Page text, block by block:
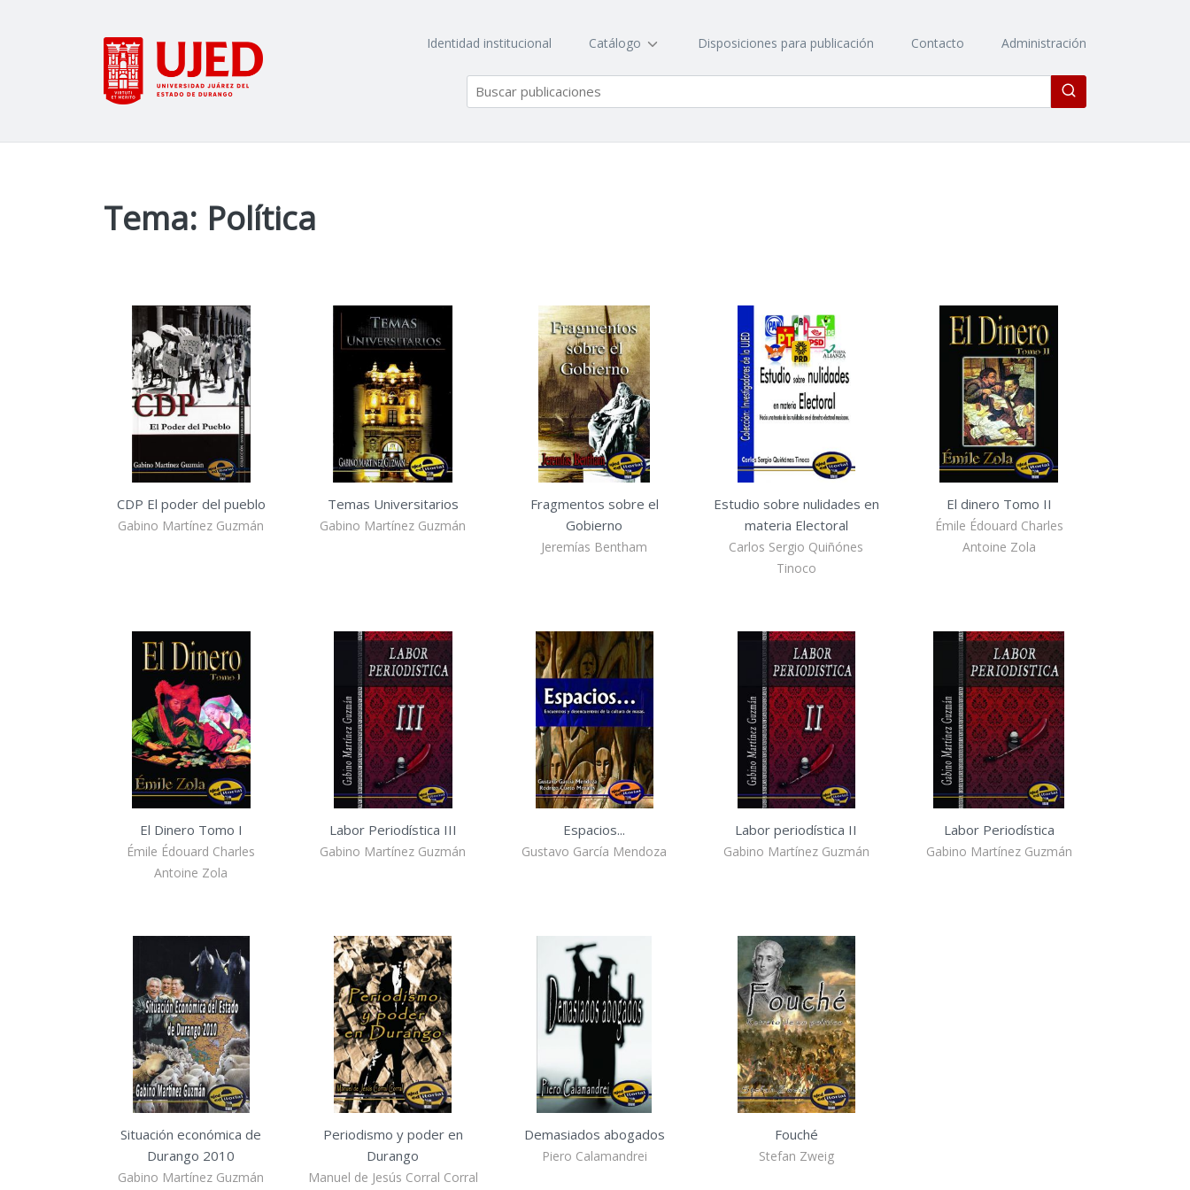
Identidad institucional Catálogo Disposiciones para publicación Contacto Administración
Tema: Política
CDP El poder del pueblo
Gabino Martínez Guzmán
Temas Universitarios
Gabino Martínez Guzmán
Fragmentos sobre el
Gobierno
Jeremías Bentham
Estudio sobre nulidades en
materia Electoral
Carlos Sergio Quiñónes
Tinoco
El dinero Tomo II
Émile Édouard Charles
Antoine Zola
El Dinero Tomo I
Émile Édouard Charles
Antoine Zola
Labor Periodística III
Gabino Martínez Guzmán
Espacios...
Gustavo García Mendoza
Labor periodística II
Gabino Martínez Guzmán
Labor Periodística
Gabino Martínez Guzmán
Situación económica de
Durango 2010
Gabino Martínez Guzmán
Periodismo y poder en
Durango
Manuel de Jesús Corral Corral
Demasiados abogados
Piero Calamandrei
Fouché
Stefan Zweig